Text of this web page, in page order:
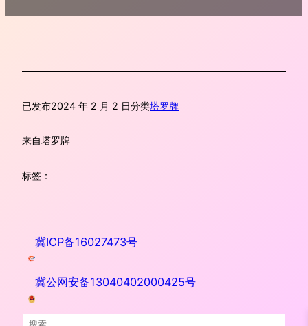
已发布2024 年 2 月 2 日分类塔罗牌
来自塔罗牌
标签：
冀ICP备16027473号
冀公网安备13040402000425号